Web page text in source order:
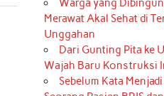
Warga yang
Merawat Akal Sehat di
Unggahan
Dari Gunting Pita ke
Wajah Baru Konstruksi
Sebelum Kata